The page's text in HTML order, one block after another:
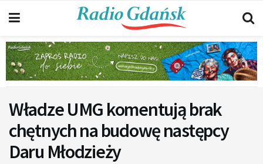
Władze UMG komentują brak
chętnych na budowę następcy
Daru Młodzieży